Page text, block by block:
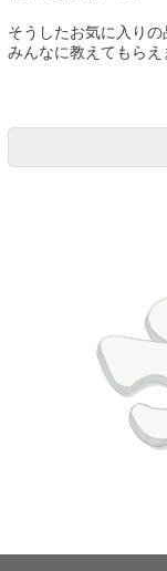
そうしたお気に入りの
みんなに教えてもらえ